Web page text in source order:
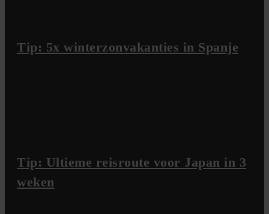
Tip: 5x winterzonvakanties in Spanje
Tip: Ultieme reisroute voor Japan in 3
weken